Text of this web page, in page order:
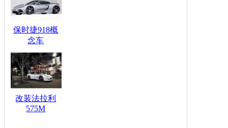
保时捷918概
念车
改装法拉利
575M